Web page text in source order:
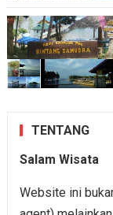
TENTANG
Salam Wisata
Website ini